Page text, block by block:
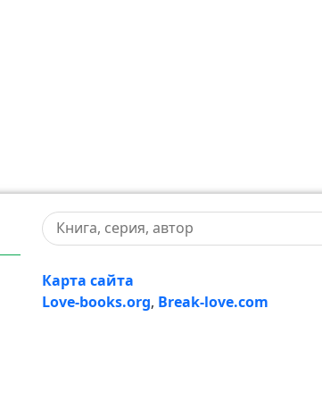
Карта сайта
Love-books.org, Break-love.com